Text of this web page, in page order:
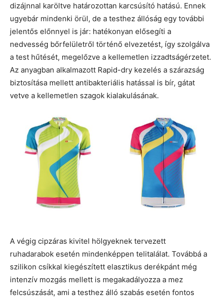
dizájnnal karöltve határozottan karcsúsító hatású. Ennek
ugyebár mindenki örül, de a testhez állóság egy további
jelentős előnnyel is jár: hatékonyan elősegíti a
nedvesség bőrfelületről történő elvezetést, így szolgálva
a test hűtését, megelőzve a kellemetlen izzadtságérzetet.
Az anyagban alkalmazott Rapid-dry kezelés a szárazság
biztosítása mellett antibakteriális hatással is bír, gátat
vetve a kellemetlen szagok kialakulásának.
A végig cipzáras kivitel hölgyeknek tervezett
ruhadarabok esetén mindenképpen telitalálat. Továbbá a
szilikon csíkkal kiegészített elasztikus derékpánt még
intenzív mozgás mellett is megakadályozza a mez
felcsúszását, ami a testhez álló szabás esetén fontos